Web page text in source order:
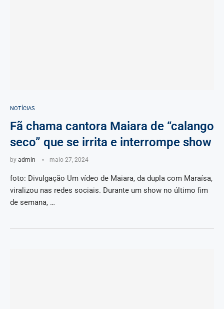
NOTÍCIAS
Fã chama cantora Maiara de “calango
seco” que se irrita e interrompe show
by admin maio 27, 2024
foto: Divulgação Um vídeo de Maiara, da dupla com Maraísa,
viralizou nas redes sociais. Durante um show no último fim
de semana, …